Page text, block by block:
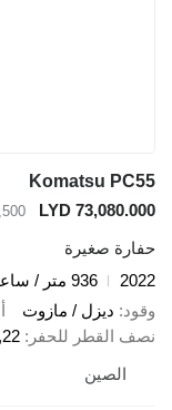
Komatsu
LYD
$11,500
≈ €9,953
صغيرة
936 متر / ساعة
4
ديزل / مازوت أعماق
للحفر 6,22 متر